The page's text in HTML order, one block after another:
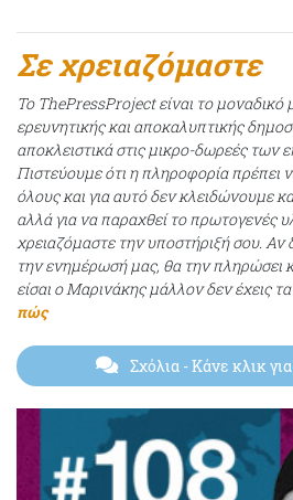
Σε χρειαζόμαστε
Το ThePressProject είναι το μοναδικό
ερευνητικής και αποκαλυπτικής
αποκλειστικά στις μικρο-δωρεές των
Πιστεύουμε ότι η πληροφορία πρέπει
όλους και για αυτό δεν κλειδώνουμε
αλλά για να παραχθεί το πρωτογενές
χρειαζόμαστε την υποστήριξή σου. Αν
την ενημέρωσή μας, θα την πληρώσει
είσαι ο Μαρινάκης μάλλον δεν έχεις
πώς
Σχόλια- Κάνε κλικ